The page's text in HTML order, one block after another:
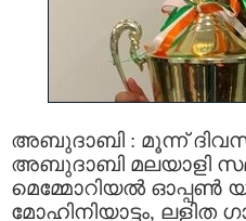
അബുദാബി : മൂന്ന്
അബുദാബി മലയാളി
മെമ്മോറിയൽ ഓപ്പൺ
മോഹിനിയാട്ടം, ലളിത